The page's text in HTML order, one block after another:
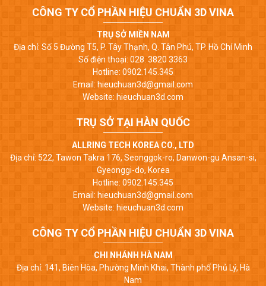
CÔNG TY CỔ PHẦN HIỆU CHUẨN 3D VINA
TRỤ SỞ MIỀN NAM
Địa chỉ: Số 5 Đường T5, P. Tây Thạnh, Q. Tân Phú, TP. Hồ Chí Minh
Số điện thoại: 028. 3820 3363
Hotline: 0902.145.345
Email: hieuchuan3d@gmail.com
Website: hieuchuan3d.com
TRỤ SỞ TẠI HÀN QUỐC
ALLRING TECH KOREA CO., LTD
Địa chỉ: 522, Tawon Takra 176, Seonggok-ro, Danwon-gu Ansan-si,
Gyeonggi-do, Korea
Hotline: 0902.145.345
Email: hieuchuan3d@gmail.com
Website: hieuchuan3d.com
CÔNG TY CỔ PHẦN HIỆU CHUẨN 3D VINA
CHI NHÁNH HÀ NAM
Địa chỉ: 141, Biên Hòa, Phường Minh Khai, Thành phố Phủ Lý, Hà
Nam